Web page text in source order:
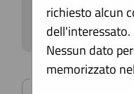
richiesto alcun
dell'interessato.
Nessun dato
memorizzato
consultare
atti
dalla
Impostare
Criteri di